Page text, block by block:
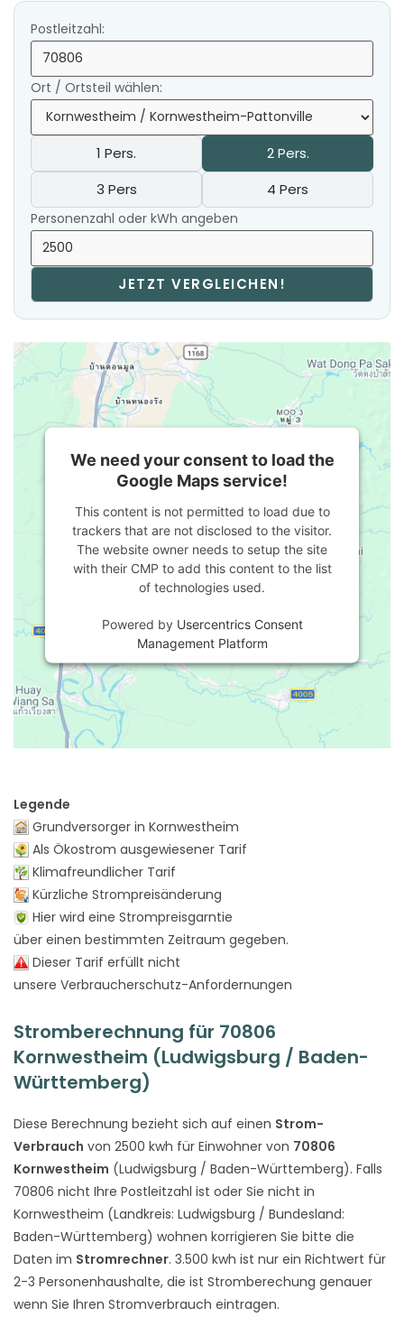
Postleitzahl:
Ort / Ortsteil wählen:
1 Pers.
2 Pers.
3 Pers
4 Pers
Personenzahl oder kWh angeben
JETZT VERGLEICHEN!
We need your consent to load the
Google Maps service!
This content is not permitted to load due to
trackers that are not disclosed to the visitor.
The website owner needs to setup the site
with their CMP to add this content to the list
of technologies used.
Powered by Usercentrics Consent
Management Platform
Legende
Grundversorger in Kornwestheim
Als Ökostrom ausgewiesener Tarif
Klimafreundlicher Tarif
Kürzliche Strompreisänderung
Hier wird eine Strompreisgarntie
über einen bestimmten Zeitraum gegeben.
Dieser Tarif erfüllt nicht
unsere Verbraucherschutz-Anfordernungen
Stromberechnung für 70806
Kornwestheim (Ludwigsburg / Baden-
Württemberg)
Diese Berechnung bezieht sich auf einen Strom-
Verbrauch von 2500 kwh für Einwohner von 70806
Kornwestheim (Ludwigsburg / Baden-Württemberg). Falls
70806 nicht Ihre Postleitzahl ist oder Sie nicht in
Kornwestheim (Landkreis: Ludwigsburg / Bundesland:
Baden-Württemberg) wohnen korrigieren Sie bitte die
Daten im Stromrechner. 3.500 kwh ist nur ein Richtwert für
2-3 Personenhaushalte, die ist Stromberechung genauer
wenn Sie Ihren Stromverbrauch eintragen.